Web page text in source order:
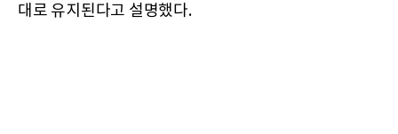
대로 유지된다고 설명했다.